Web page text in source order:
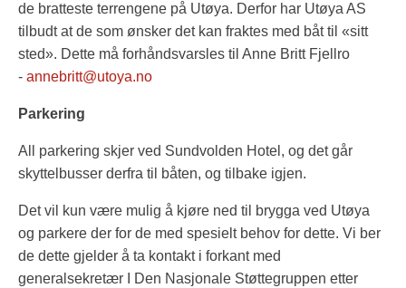
de bratteste terrengene på Utøya. Derfor har Utøya AS
tilbudt at de som ønsker det kan fraktes med båt til «sitt
sted». Dette må forhåndsvarsles til Anne Britt Fjellro
- annebritt@utoya.no
Parkering
All parkering skjer ved Sundvolden Hotel, og det går
skyttelbusser derfra til båten, og tilbake igjen.
Det vil kun være mulig å kjøre ned til brygga ved Utøya
og parkere der for de med spesielt behov for dette. Vi ber
de dette gjelder å ta kontakt i forkant med
generalsekretær I Den Nasjonale Støttegruppen etter